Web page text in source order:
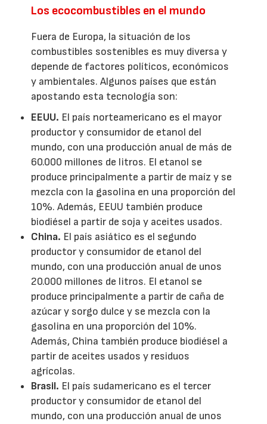
Los ecocombustibles en el mundo
Fuera de Europa, la situación de los
combustibles sostenibles es muy diversa y
depende de factores políticos, económicos
y ambientales. Algunos países que están
apostando esta tecnología son:
EEUU. El país norteamericano es el mayor
productor y consumidor de etanol del
mundo, con una producción anual de más de
60.000 millones de litros. El etanol se
produce principalmente a partir de maíz y se
mezcla con la gasolina en una proporción del
10%. Además, EEUU también produce
biodiésel a partir de soja y aceites usados.
China. El país asiático es el segundo
productor y consumidor de etanol del
mundo, con una producción anual de unos
20.000 millones de litros. El etanol se
produce principalmente a partir de caña de
azúcar y sorgo dulce y se mezcla con la
gasolina en una proporción del 10%.
Además, China también produce biodiésel a
partir de aceites usados y residuos
agrícolas.
Brasil. El país sudamericano es el tercer
productor y consumidor de etanol del
mundo, con una producción anual de unos